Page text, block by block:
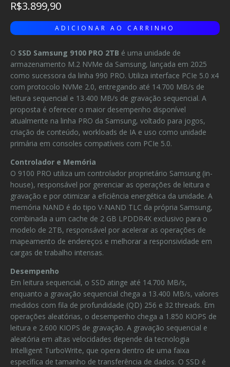
R$3.899,90
O SSD Samsung 9100 PRO 2TB é uma unidade de
armazenamento M.2 NVMe da Samsung, lançada em 2025
como sucessora da linha 990 PRO. Utiliza interface PCIe 5.0 x4
com protocolo NVMe 2.0, entregando até 14.700 MB/s de
leitura sequencial e 13.400 MB/s de gravação sequencial. A
proposta é oferecer o maior desempenho disponível
atualmente na linha PRO da Samsung, voltado para jogos,
criação de conteúdo, workloads de IA e uso como unidade
primária em consoles compatíveis com PCIe 5.0.
Controlador e Memória
O 9100 PRO utiliza um controlador proprietário Samsung (in-
house), responsável por gerenciar as operações de leitura e
gravação e por otimizar a eficiência energética da unidade. A
memória NAND é do tipo V-NAND TLC da própria Samsung,
combinada a um cache de 2 GB LPDDR4X exclusivo para o
modelo de 2TB, responsável por acelerar as operações de
mapeamento de endereços e melhorar a responsividade em
cargas de trabalho intensas.
Desempenho
Em leitura sequencial, o SSD atinge até 14.700 MB/s,
enquanto a gravação sequencial chega a 13.400 MB/s, valores
medidos com fila de profundidade (QD) 256 e 32 threads. Em
operações aleatórias, o desempenho chega a 1.850 KIOPS de
leitura e 2.600 KIOPS de gravação. A gravação sequencial e
aleatória em altas velocidades depende da tecnologia
Intelligent TurboWrite, que opera dentro de uma faixa
específica de tamanho de transferência de dados. O SSD é